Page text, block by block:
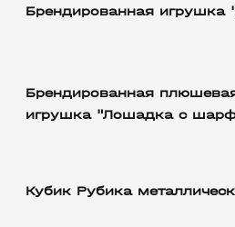
Брендированная игрушка
Брендированная
игрушка "Лошадка с
Кубик Рубика